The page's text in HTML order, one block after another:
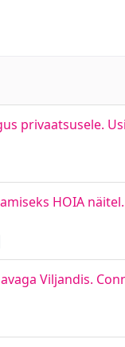
privaatsusele.
HOIA
Viljandis.